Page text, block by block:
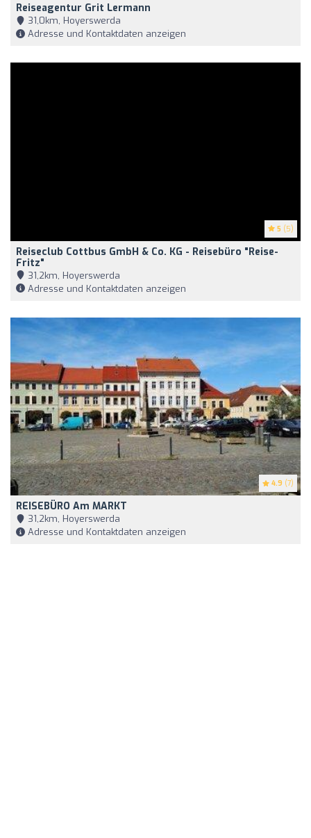
Reiseagentur Grit Lermann
31,0km, Hoyerswerda
Adresse und Kontaktdaten anzeigen
5 (5)
Reiseclub Cottbus GmbH & Co. KG - Reisebüro "reise-
Fritz"
31,2km, Hoyerswerda
Adresse und Kontaktdaten anzeigen
4.9 (7)
REISEBÜRO Am MARKT
31,2km, Hoyerswerda
Adresse und Kontaktdaten anzeigen